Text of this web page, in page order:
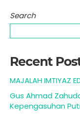
Search
Recent
MAJALAH IMTIYAZ
Gus Ahmad
Kepengasuhan